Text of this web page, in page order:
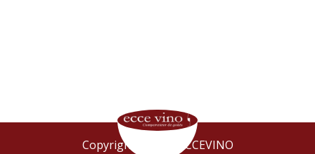
Copyright © 2015 ECCEVINO